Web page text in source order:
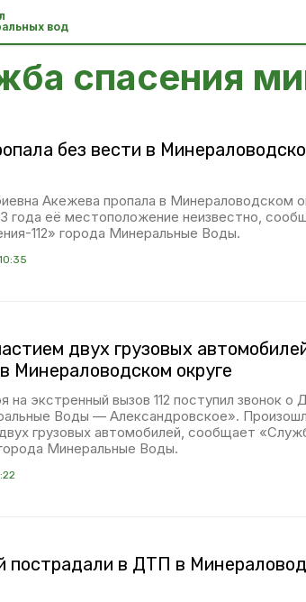
вод
спасения
без вести в
Акежева пропала в Минераловодском
года её местоположение неизвестно,
112» города Минеральные Воды.
двух грузовых
Минераловодском округе
на экстренный вызов 112 поступил звонок о
Воды — Александровское».
грузовых автомобилей, сообщает
Минеральные Воды.
пострадали в ДТП в